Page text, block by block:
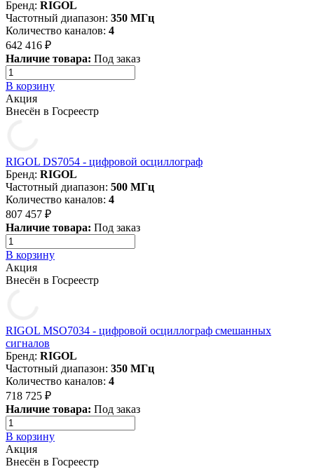
Бренд: RIGOL
Частотный диапазон: 350 МГц
Количество каналов: 4
642 416 ₽
Наличие товара: Под заказ
В корзину
Акция
Внесён в Госреестр
RIGOL DS7054 - цифровой осциллограф
Бренд: RIGOL
Частотный диапазон: 500 МГц
Количество каналов: 4
807 457 ₽
Наличие товара: Под заказ
В корзину
Акция
Внесён в Госреестр
RIGOL MSO7034 - цифровой осциллограф смешанных
сигналов
Бренд: RIGOL
Частотный диапазон: 350 МГц
Количество каналов: 4
718 725 ₽
Наличие товара: Под заказ
В корзину
Акция
Внесён в Госреестр